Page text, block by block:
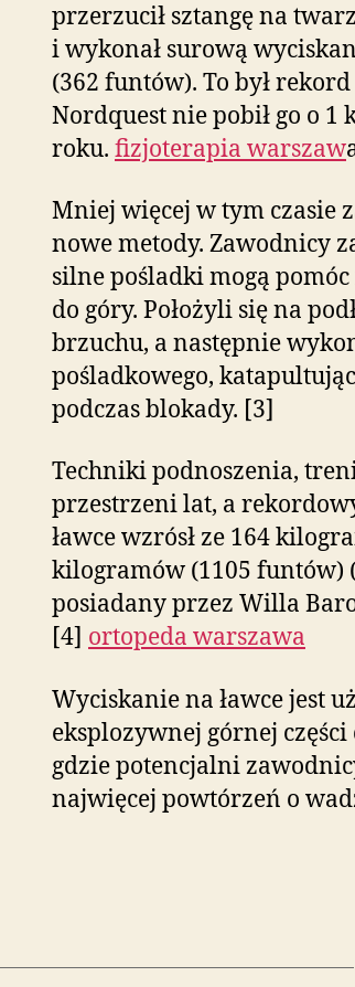
przerzucił sztangę na
i wykonał surową
(362 funtów). To był
Nordquest nie pobił go o
roku. fizjoterapia warszaw
Mniej więcej w tym czasie
nowe metody. Zawodnicy
silne pośladki mogą
do góry. Położyli się na
brzuchu, a następnie
pośladkowego,
podczas blokady. [3]
Techniki podnoszenia,
przestrzeni lat, a
ławce wzrósł ze 164
kilogramów (1105 funtów)
posiadany przez Willa
[4] ortopeda warszawa
Wyciskanie na ławce jest
eksplozywnej górnej części
gdzie potencjalni
najwięcej powtórzeń o